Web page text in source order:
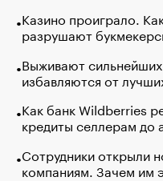
Казино проиграло.
разрушают
Выживают
избавляются от
Как банк Wildberries
кредиты селлерам до
Сотрудники открыли
компаниям. Зачем им